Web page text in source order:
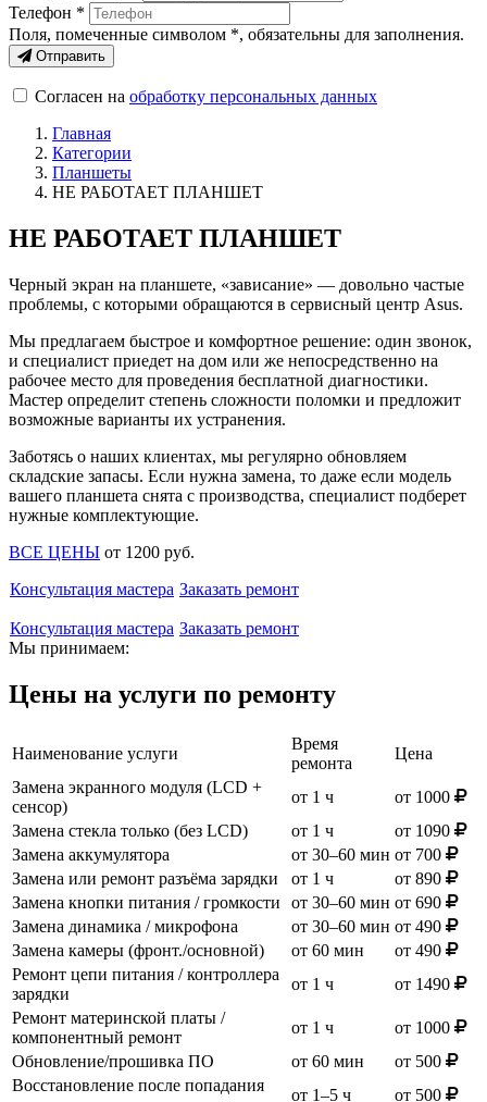
Телефон *
Поля, помеченные символом *, обязательны для заполнения.
Отправить
Согласен на обработку персональных данных
Главная
Категории
Планшеты
НЕ РАБОТАЕТ ПЛАНШЕТ
НЕ РАБОТАЕТ ПЛАНШЕТ
Черный экран на планшете, «зависание» — довольно частые
проблемы, с которыми обращаются в сервисный центр Asus.
Мы предлагаем быстрое и комфортное решение: один звонок,
и специалист приедет на дом или же непосредственно на
рабочее место для проведения бесплатной диагностики.
Мастер определит степень сложности поломки и предложит
возможные варианты их устранения.
Заботясь о наших клиентах, мы регулярно обновляем
складские запасы. Если нужна замена, то даже если модель
вашего планшета снята с производства, специалист подберет
нужные комплектующие.
ВСЕ ЦЕНЫ от 1200 руб.
Консультация мастера Заказать ремонт
Консультация мастера Заказать ремонт
Мы принимаем:
Цены на услуги по ремонту
Наименование услуги
Время
ремонта
Цена
Замена экранного модуля (LCD +
сенсор)
от 1 ч
от 1000
Замена стекла только (без LCD)
от 1 ч
от 1090
Замена аккумулятора
от 30–60 мин от 700
Замена или ремонт разъёма зарядки
от 1 ч
от 890
Замена кнопки питания / громкости
от 30–60 мин от 690
Замена динамика / микрофона
от 30–60 мин от 490
Замена камеры (фронт./основной)
от 60 мин
от 490
Ремонт цепи питания / контроллера
зарядки
от 1 ч
от 1490
Ремонт материнской платы /
компонентный ремонт
от 1 ч
от 1000
Обновление/прошивка ПО
от 60 мин
от 500
Восстановление после попадания
от 1–5 ч от 500